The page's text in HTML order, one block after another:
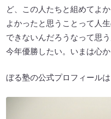
ど、この人たちと組めてよ
よかったと思うことって人
できないんだろうなって思
今年優勝したい。いまは心か
ぼる塾の公式プロフィールは